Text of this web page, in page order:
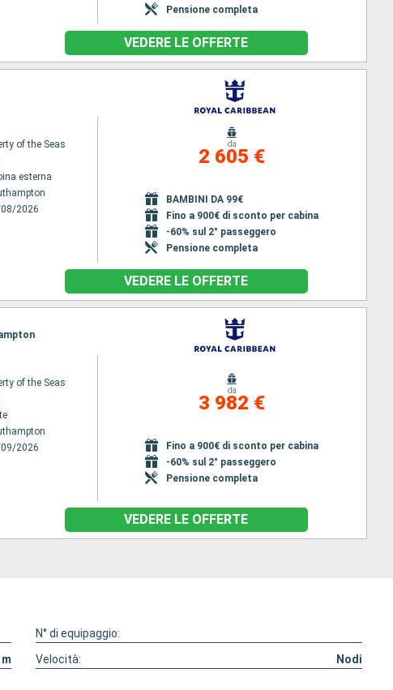
Pensione completa
VEDERE LE OFFERTE
of the Seas
esterna
2026
da
2 605 €
BAMBINI DA 99€
Fino a 900€ di sconto per cabina
-60% sul 2° passeggero
Pensione completa
VEDERE LE OFFERTE
of the Seas
2026
da
3 982 €
Fino a 900€ di sconto per cabina
-60% sul 2° passeggero
Pensione completa
VEDERE LE OFFERTE
N° di equipaggio:
m Velocità: Nodi